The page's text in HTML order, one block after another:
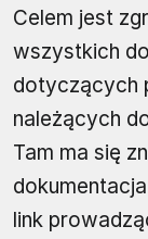
Celem jest
wszystkich
dotyczących
należących
Tam ma się
link